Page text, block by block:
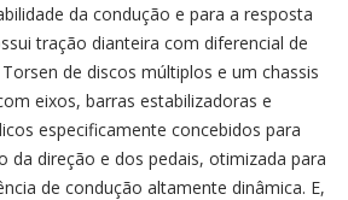
da condução e para a resposta
tração dianteira com diferencial de
de discos múltiplos e um chassis
eixos, barras estabilizadoras e
especificamente concebidos para
da direção e dos pedais, otimizada para
de condução altamente dinâmica. E,